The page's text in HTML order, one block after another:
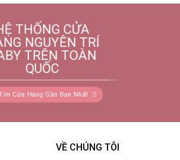
THỐNG CỬA
NGUYÊN TRÍ
TRÊN TOÀN
QUỐC
Cửa Hàng Gần Bạn Nhất
VỀ CHÚNG TÔI